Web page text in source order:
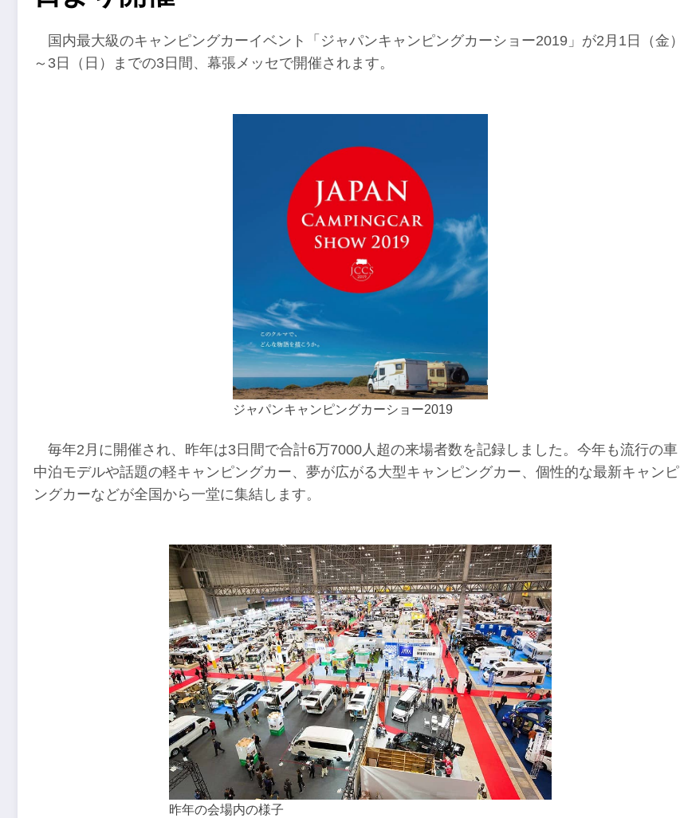
国内最大級のキャンピングカーイベント「ジャパンキャンピングカーショー2019」が2月1日（金）
～3日（日）までの3日間、幕張メッセで開催されます。
ジャパンキャンピングカーショー2019
毎年2月に開催され、昨年は3日間で合計6万7000人超の来場者数を記録しました。今年も流行の車
中泊モデルや話題の軽キャンピングカー、夢が広がる大型キャンピングカー、個性的な最新キャンピ
ングカーなどが全国から一堂に集結します。
昨年の会場内の様子